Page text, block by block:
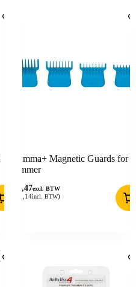
Gamma+ Magnetic Guards for
trimmer
17,47excl. BTW
21,14incl. BTW)